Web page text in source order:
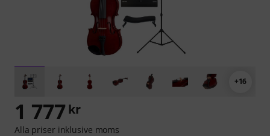
+16
1 777 kr
Alla priser inklusive moms